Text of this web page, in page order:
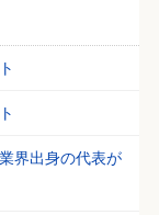
界出身の代表が